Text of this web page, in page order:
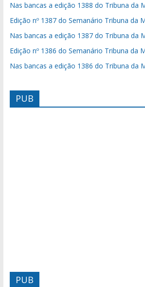
Nas bancas a edição 1388 do Tribuna da
Edição nº 1387 do Semanário Tribuna da
Nas bancas a edição 1387 do Tribuna da
Edição nº 1386 do Semanário Tribuna da
Nas bancas a edição 1386 do Tribuna da
PUB
PUB